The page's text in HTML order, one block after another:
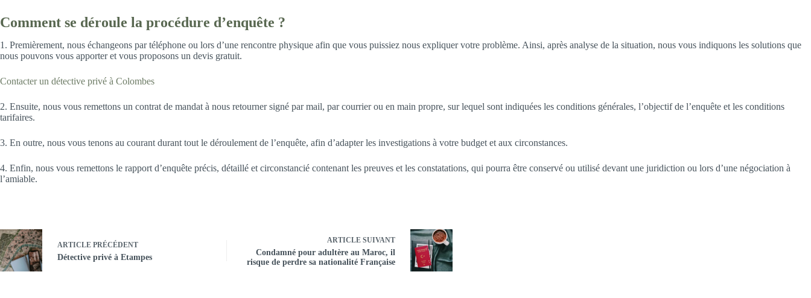
Comment se déroule la procédure d’enquête ?
1. Premièrement, nous échangeons par téléphone ou lors d’une rencontre physique afin que vous puissiez nous expliquer votre problème. Ainsi, après analyse de la situation, nous vous indiquons les solutions que
nous pouvons vous apporter et vous proposons un devis gratuit.
Contacter un détective privé à Colombes
2. Ensuite, nous vous remettons un contrat de mandat à nous retourner signé par mail, par courrier ou en main propre, sur lequel sont indiquées les conditions générales, l’objectif de l’enquête et les conditions
tarifaires.
3. En outre, nous vous tenons au courant durant tout le déroulement de l’enquête, afin d’adapter les investigations à votre budget et aux circonstances.
4. Enfin, nous vous remettons le rapport d’enquête précis, détaillé et circonstancié contenant les preuves et les constatations, qui pourra être conservé ou utilisé devant une juridiction ou lors d’une négociation à
l’amiable.
ARTICLE PRÉCÉDENT
Détective privé à Etampes
ARTICLE SUIVANT
Condamné pour adultère au Maroc, il
risque de perdre sa nationalité Française